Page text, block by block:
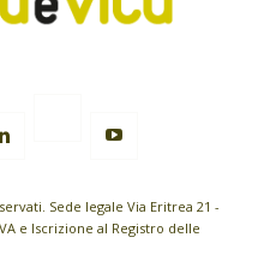
Sede legale Via Eritrea 21 -
e Iscrizione al Registro delle